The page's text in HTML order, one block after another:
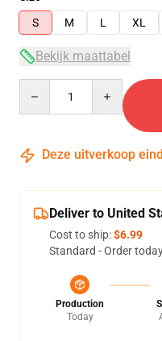
S
M L XL
Bekijk maattabel
Deze uitverkoop
Deliver to United
Cost to ship:$6.99
Standard - Order
Production
Today